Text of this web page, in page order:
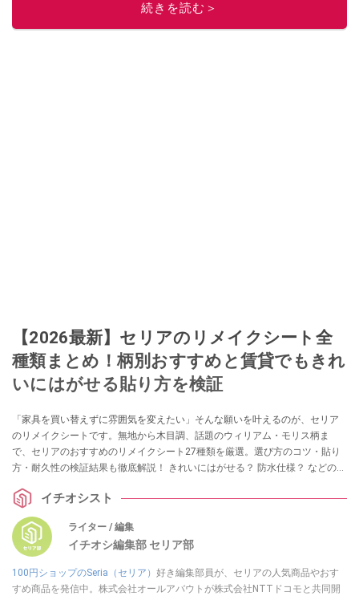
続きを読む＞
【2026最新】セリアのリメイクシート全
種類まとめ！柄別おすすめと賃貸でもきれ
いにはがせる貼り方を検証
「家具を買い替えずに雰囲気を変えたい」そんな願いを叶えるのが、セリア
のリメイクシートです。無地から木目調、話題のウィリアム・モリス柄ま
で、セリアのおすすめのリメイクシート27種類を厳選。選び方のコツ・貼り
方・耐久性の検証結果も徹底解説！ きれいにはがせる？ 防水仕様？ などの気
てくださいね。
イチオシスト
ライター / 編集
イチオシ編集部 セリア部
100円ショップのSeria（セリア） 好き編集部員が、セリアの人気商品やおす
すめ商品を発信中。株式会社オールアバウトが株式会社NTTドコモと共同開